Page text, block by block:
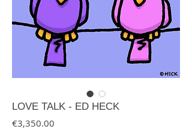
LOVE TALK - ED HECK
€3,350.00